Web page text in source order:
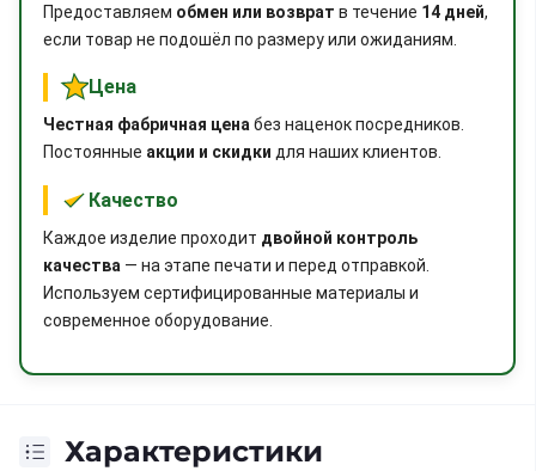
Предоставляем обмен или возврат в течение 14 дней,
если товар не подошёл по размеру или ожиданиям.
Цена
Честная фабричная ценабез наценок посредников.
Постоянные акции и скидки для наших клиентов.
Качество
Каждое изделие проходит двойной контроль
качества — на этапе печати и перед отправкой.
Используем сертифицированные материалы и
современное оборудование.
Характеристики